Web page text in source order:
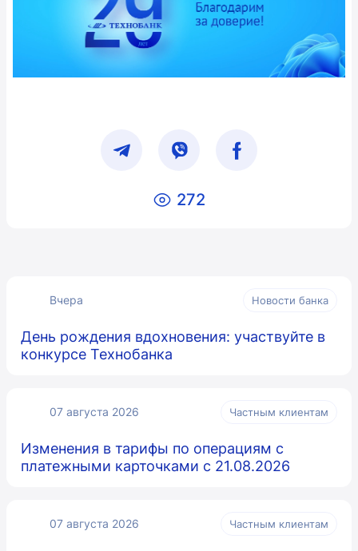
272
Вчера Новости банка
День рождения вдохновения: участвуйте в
конкурсе Технобанка
07 августа 2026 Частным клиентам
Изменения в тарифы по операциям с
платежными карточками с 21.08.2026
07 августа 2026 Частным клиентам